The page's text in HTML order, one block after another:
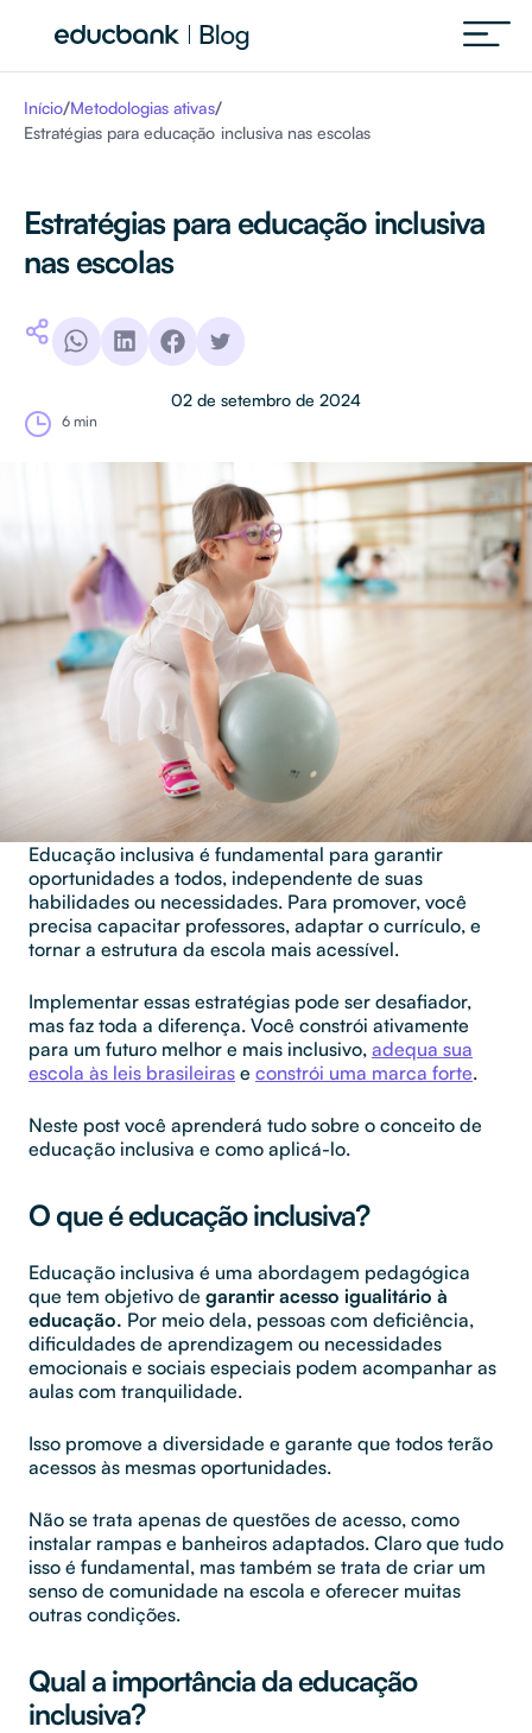
Início/Metodologias ativas/
Estratégias para educação inclusiva nas escolas
Estratégias para educação inclusiva
nas escolas
02 de setembro de 2024
6 min
Educação inclusiva é fundamental para garantir
oportunidades a todos, independente de suas
habilidades ou necessidades. Para promover, você
precisa capacitar professores, adaptar o currículo, e
tornar a estrutura da escola mais acessível.
Implementar essas estratégias pode ser desafiador,
mas faz toda a diferença. Você constrói ativamente
para um futuro melhor e mais inclusivo, adequa sua
escola às leis brasileiras e constrói uma marca forte.
Neste post você aprenderá tudo sobre o conceito de
educação inclusiva e como aplicá-lo.
O que é educação inclusiva?
Educação inclusiva é uma abordagem pedagógica
que tem objetivo de garantir acesso igualitário à
educação. Por meio dela, pessoas com deficiência,
dificuldades de aprendizagem ou necessidades
emocionais e sociais especiais podem acompanhar as
aulas com tranquilidade.
Isso promove a diversidade e garante que todos terão
acessos às mesmas oportunidades.
Não se trata apenas de questões de acesso, como
instalar rampas e banheiros adaptados. Claro que tudo
isso é fundamental, mas também se trata de criar um
senso de comunidade na escola e oferecer muitas
outras condições.
Qual a importância da educação
inclusiva?